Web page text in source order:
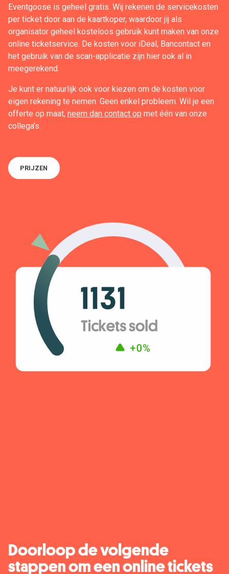
Eventgoose is geheel gratis. Wij rekenen de servicekosten
per ticket door aan de kaartkoper, waardoor jij als
organisator geheel kosteloos gebruik kunt maken van onze
online ticketservice. De kosten voor iDeal, Bancontact en
het gebruik van de scan-applicatie zijn hier ook al in
meegerekend.
Je kunt er natuurlijk ook voor kiezen om de kosten voor
eigen rekening te nemen. Geen enkel probleem. Wil je een
offerte op maat, neem dan contact op met één van onze
collega’s.
PRIJZEN
Doorloop de volgende
stappen om een online tickets